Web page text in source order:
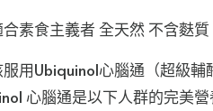
素食主義者 全天然 不含麩
用Ubiquinol心腦通（超級輔
心腦通是以下人群的完美營